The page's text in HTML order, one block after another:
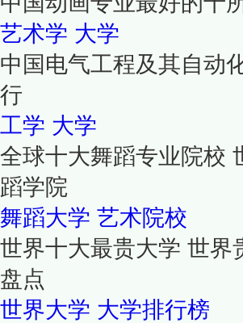
艺术学 大学
中国电气工程及其自动
行
工学 大学
全球十大舞蹈专业院校
蹈学院
舞蹈大学 艺术院校
世界十大最贵大学 世界
盘点
世界大学 大学排行榜